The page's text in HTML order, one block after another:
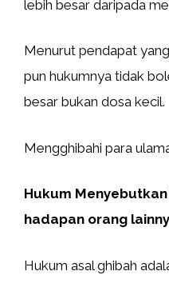
lebih besar daripada
Menurut pendapat
pun hukumnya tidak
besar bukan dosa kecil.
Mengghibahi para
Hukum
hadapan orang
Hukum asal ghibah